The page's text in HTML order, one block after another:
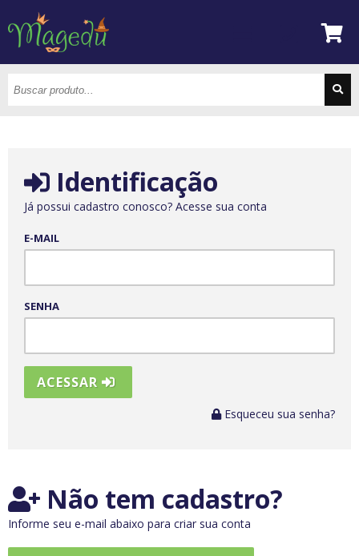
Identificação
Já possui cadastro conosco? Acesse sua conta
E-MAIL
SENHA
ACESSAR
Esqueceu sua senha?
Não tem cadastro?
Informe seu e-mail abaixo para criar sua conta